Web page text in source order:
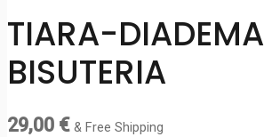
TIARA-DIADEMA
BISUTERIA
29,00 € & Free Shipping